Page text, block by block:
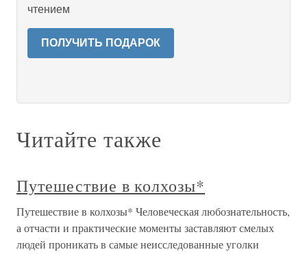
чтением
ПОЛУЧИТЬ ПОДАРОК
Читайте также
Путешествие в колхозы*
Путешествие в колхозы* Человеческая любознательность,
а отчасти и практические моменты заставляют смелых
людей проникать в самые неисследованные уголки